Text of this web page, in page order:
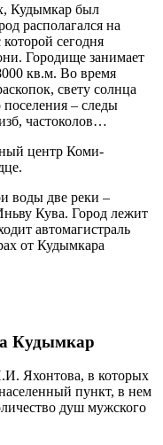
Кудымкар был
располагался на
сегодня
Городище занимает
кв.м. Во время
свету солнца
поселения – следы
частоколов…
центр Коми-
воды две реки –
Кува. Город лежит
автомагистраль
от Кудымкара
Кудымкар
Яхонтова, в которых
пункт, в нем
душ мужского